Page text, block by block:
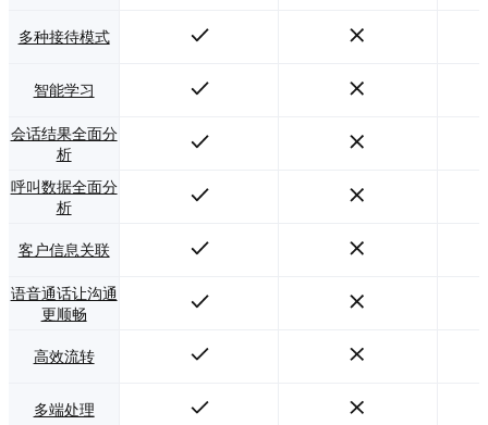
多种接待模式
智能学习
会话结果全面分
析
呼叫数据全面分
析
客户信息关联
语音通话让沟通
更顺畅
高效流转
多端处理